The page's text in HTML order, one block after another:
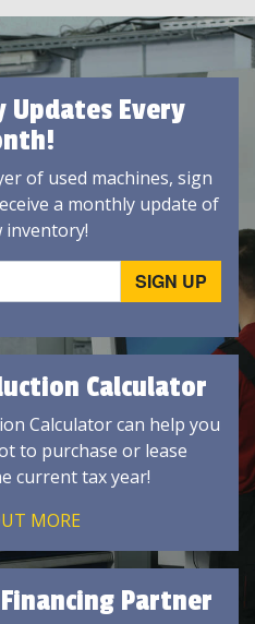
Every
of used machines, sign
a monthly update of
inventory!
Calculator
Calculator can help you
to purchase or lease
current tax year!
MORE
Partner